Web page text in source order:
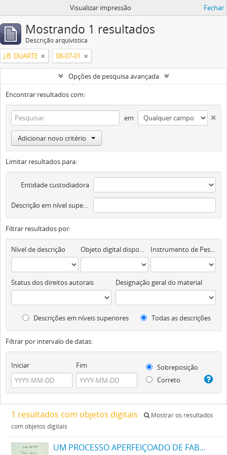
Visualizar impressão Fechar
Mostrando 1 resultados
Descrição arquivística
J.B. DUARTE 08-07-01
Opções de pesquisa avançada
Encontrar resultados com:
em
Adicionar novo critério
Limitar resultados para:
Entidade custodiadora
Descrição em nível superior
Filtrar resultados por:
Nível de descrição Objeto digital disponível Instrumento de Pesquisa
Status dos direitos autorais Designação geral do material
Descrições em níveis superiores Todas as descrições
Filtrar por intervalo de datas:
Iniciar Fim
Sobreposição
Correto
1 resultados com objetos digitais
Mostrar os resultados
com objetos digitais
UM PROCESSO APERFEIÇOADO DE FABRICAÇÃO DE TINTAS PRETAS DE ENXOFRE